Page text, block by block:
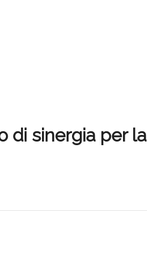
di sinergia per la